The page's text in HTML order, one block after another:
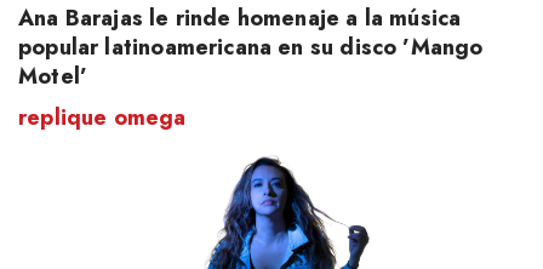
Ana Barajas le rinde homenaje a la música
popular latinoamericana en su disco ’Mango
Motel’
replique omega